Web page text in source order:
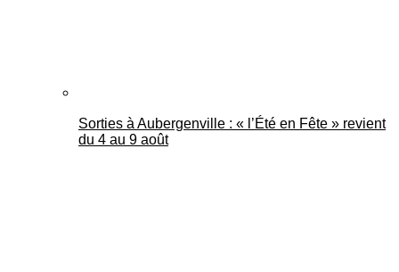
Sorties à Aubergenville : « l’Été en Fête » revient
du 4 au 9 août